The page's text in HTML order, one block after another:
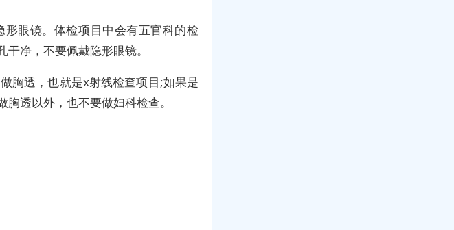
眼镜。体检项目中会有五官科的检
净，不要佩戴隐形眼镜。
胸透，也就是x射线检查项目;如果是
透以外，也不要做妇科检查。